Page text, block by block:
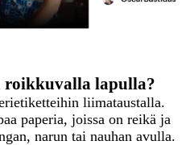
roikkuvalla lapulla?
liimataustalla.
paperia, joissa on reikä ja
narun tai nauhan avulla.